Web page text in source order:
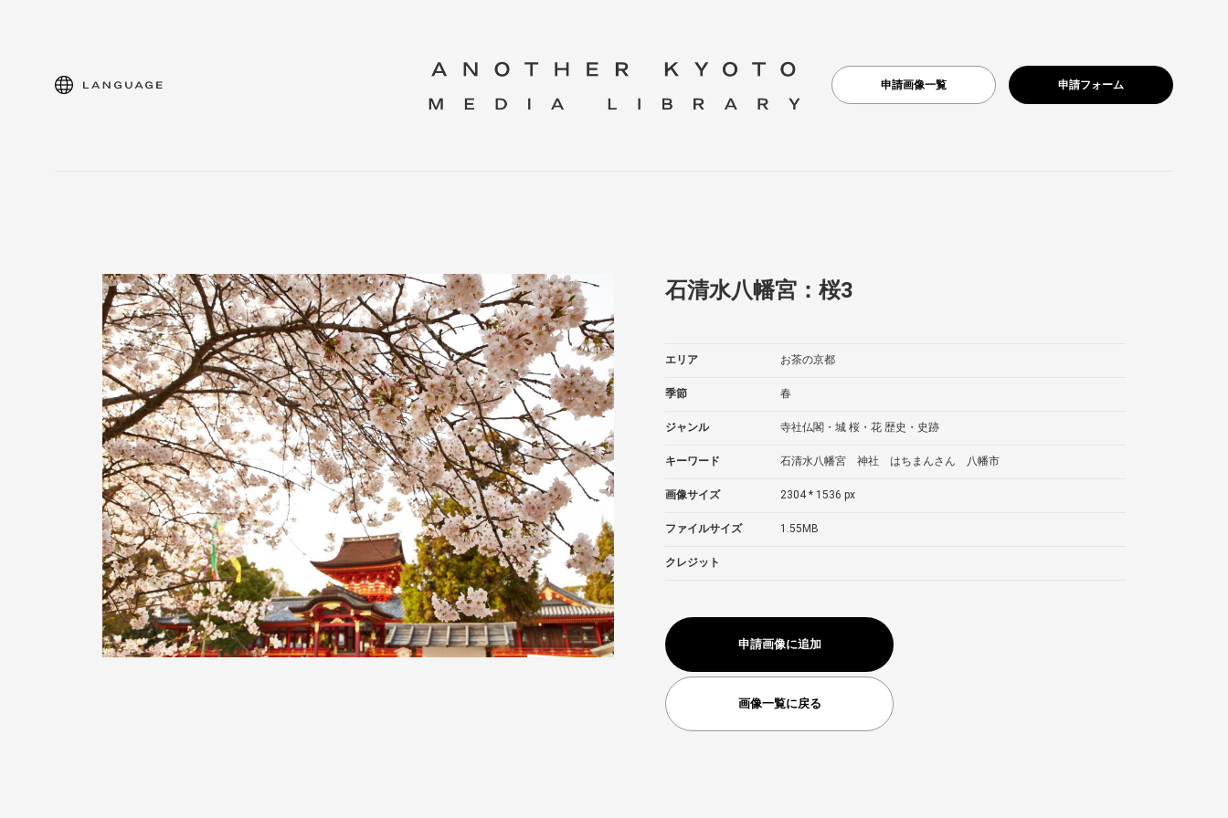
申請画像一覧 申請フォーム
石清水八幡宮：桜3
エリア お茶の京都
季節 春
ジャンル 寺社仏閣・城 桜・花 歴史・史跡
キーワード 石清水八幡宮 神社 はちまんさん 八幡市
画像サイズ 2304 * 1536 px
ファイルサイズ 1.55MB
クレジット
申請画像に追加
画像一覧に戻る